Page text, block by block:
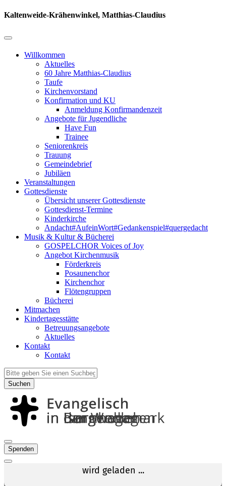
Kaltenweide-Krähenwinkel, Matthias-Claudius
Willkommen
Aktuelles
60 Jahre Matthias-Claudius
Taufe
Kirchenvorstand
Konfirmation und KU
Anmeldung Konfirmandenzeit
Angebote für Jugendliche
Have Fun
Trainee
Seniorenkreis
Trauung
Gemeindebrief
Jubiläen
Veranstaltungen
Gottesdienste
Übersicht unserer Gottesdienste
Gottesdienst-Termine
Kinderkirche
Andacht#AufeinWort#Gedankenspiel#quergedacht
Musik & Kultur & Bücherei
GOSPELCHOR Voices of Joy
Angebot Kirchenmusik
Förderkreis
Posaunenchor
Kirchenchor
Flötengruppen
Bücherei
Mitmachen
Kindertagesstätte
Betreuungsangebote
Aktuelles
Kontakt
Kontakt
Suchen
Spenden